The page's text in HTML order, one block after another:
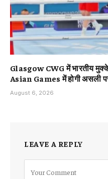
Glasgow CWG में भारतीय
Asian Games में होगी असली
August 6, 2026
LEAVE A REPLY